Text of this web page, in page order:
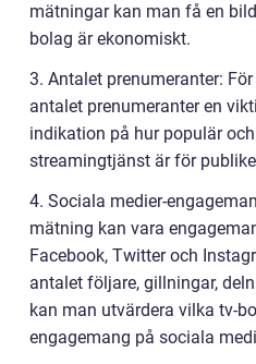
mätningar kan man få en
bolag är ekonomiskt.
3. Antalet prenumeranter:
antalet prenumeranter en
indikation på hur populär
streamingtjänst är för
4. Sociala medier-
mätning kan vara
Facebook, Twitter och
antalet följare, gillningar,
kan man utvärdera vilka tv-
engagemang på sociala